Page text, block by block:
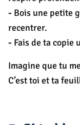
- Bois une petite
recentrer.
- Fais de ta copie
Imagine que tu
C’est toi et ta